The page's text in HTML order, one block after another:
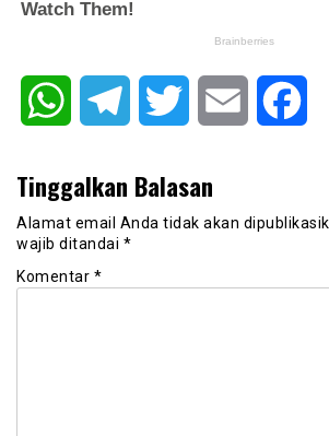
WhatsAppTelegram Twitter Email
Tinggalkan Balasan
Alamat email Anda tidak akan
wajib ditandai *
Komentar *